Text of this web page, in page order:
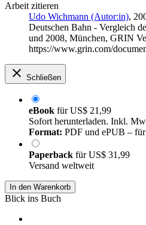
Arbeit zitieren
Udo Wichmann (Autor:in),
Deutschen Bahn - Vergleich
und 2008, München, GRIN
https://www.grin.com/
Schließen
eBook fürUS$ 21,99
Sofort herunterladen. Inkl.
Format: PDF und ePUB –
Paperback fürUS$ 31,99
Versand weltweit
In den Warenkorb
Blick ins Buch